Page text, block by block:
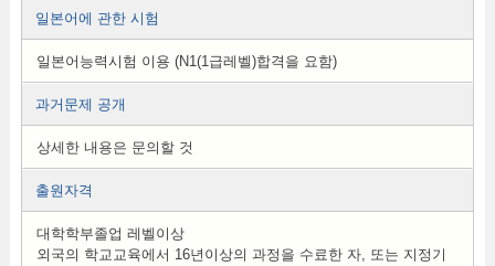
일본어에 관한 시험
일본어능력시험 이용 (N1(1급레벨)합격을 요함)
과거문제 공개
상세한 내용은 문의할 것
출원자격
대학학부졸업 레벨이상
외국의 학교교육에서 16년이상의 과정을 수료한 자, 또는 지정기